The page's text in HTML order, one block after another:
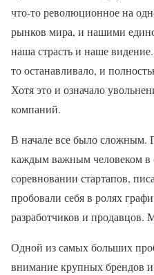
что-то революционное на
рынков мира, и нашими
наша страсть и наше
то останавливало, и
Хотя это и означало
компаний.
В начале все было сложным.
каждым важным человеком в
соревновании стартапов,
пробовали себя в ролях
разработчиков и
Одной из самых больших
внимание крупных брендов